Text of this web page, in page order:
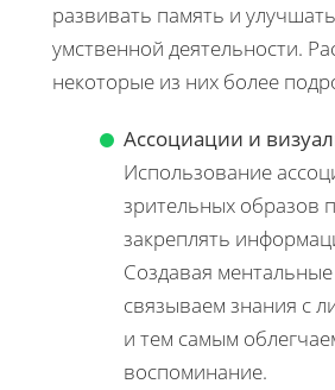
развивать память и
умственной деятельности.
некоторые из них более
Ассоциации и
Использование
зрительных образов
закреплять
Создавая
связываем знания с
и тем самым
воспоминание.